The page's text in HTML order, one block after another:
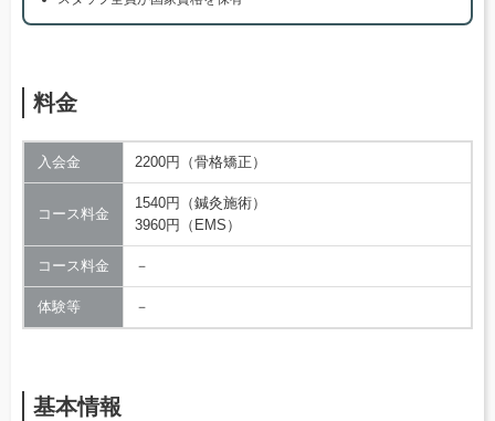
料金
入会金 2200円（骨格矯正）
コース料金
1540円（鍼灸施術）
3960円（EMS）
コース料金 －
体験等 －
基本情報